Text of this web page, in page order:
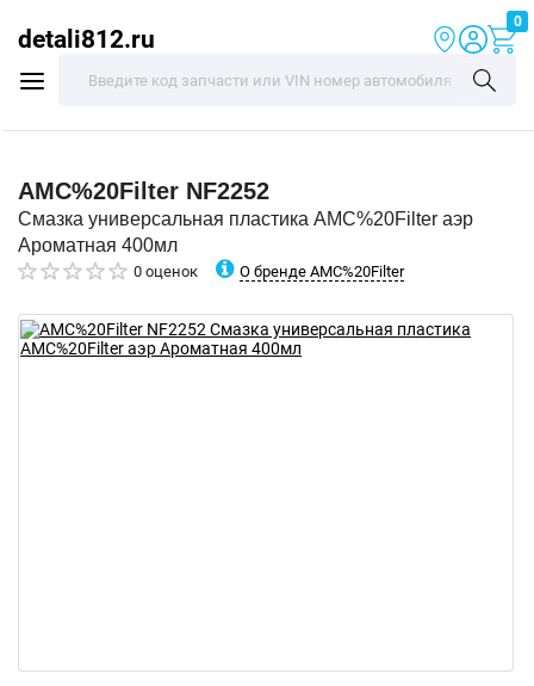
detali812.ru
0
AMC%20Filter NF2252
Смазка универсальная пластика AMC%20Filter аэр
Ароматная 400мл
0 оценок О бренде AMC%20Filter